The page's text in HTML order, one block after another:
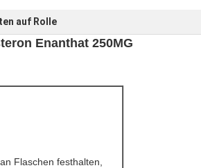
auf Rolle
Enanthat 250MG
Flaschen festhalten,